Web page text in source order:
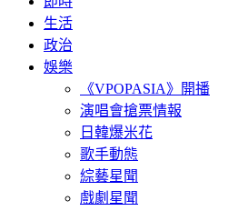
生活
政治
娛樂
《VPOPASIA》開播
演唱會搶票情報
日韓爆米花
歌手動態
綜藝星聞
戲劇星聞